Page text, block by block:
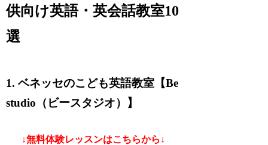
供向け英語・英会話教室10
選
1. ベネッセのこども英語教室【Be
studio（ビースタジオ）】
↓無料体験レッスンはこちらから↓